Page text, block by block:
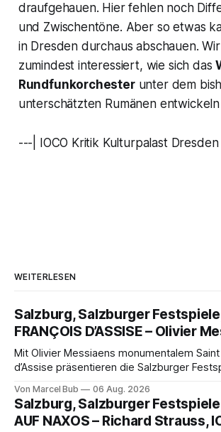
draufgehauen. Hier fehlen noch
und Zwischentöne. Aber so etwas
in Dresden durchaus abschauen.
zumindest interessiert, wie sich das
Rundfunkorchesterunter dem
unterschätzten Rumänen
---| IOCO Kritik Kulturpalast
WEITERLESEN
Salzburg, Salzburger
FRANÇOIS D’ASSISE – Olivier
Mit Olivier Messiaens monumentalem
d’Assise präsentieren die Salzburger
eine bildgewaltige Inszenierung, Maxime
die komplexe Partitur eindrucksvoll,
Franziskus.
Von Marcel Bub 06 Aug. 2026
Salzburg, Salzburger
AUF NAXOS – Richard Strauss,